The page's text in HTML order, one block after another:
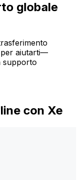
globale
per aiutarti—
supporto
con Xe